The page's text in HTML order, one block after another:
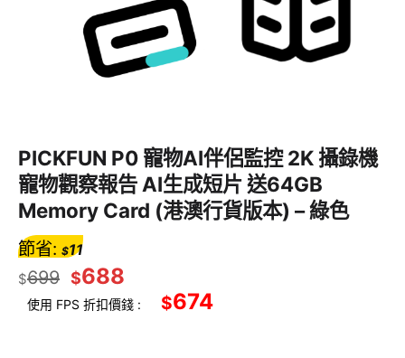
PICKFUN P0 寵物AI伴侶監控 2K 攝錄機
寵物觀察報告 AI生成短片 送64GB
Memory Card (港澳行貨版本) – 綠色
$699 $688
節省: $11
使用 FPS 折扣價錢 : $674